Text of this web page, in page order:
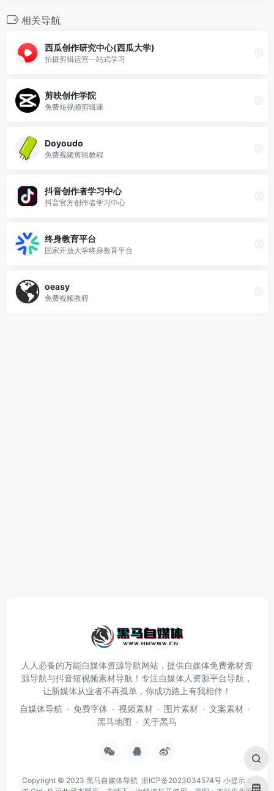
相关导航
西瓜创作研究中心(西瓜大学)
拍摄剪辑运营一站式学习
剪映创作学院
免费短视频剪辑课
Doyoudo
免费视频剪辑教程
抖音创作者学习中心
抖音官方创作者学习中心
终身教育平台
国家开放大学终身教育平台
oeasy
免费视频教程
人人必备的万能自媒体资源导航网站，提供自媒体免费素材资
源导航与抖音短视频素材导航！专注自媒体人资源平台导航，
让新媒体从业者不再孤单，你成功路上有我相伴！
自媒体导航
免费字体 视频素材 图片素材
文案素材
黑马地图
关于黑马
Copyright © 2023 黑马自媒体导航 浙ICP备2023034574号小提示：